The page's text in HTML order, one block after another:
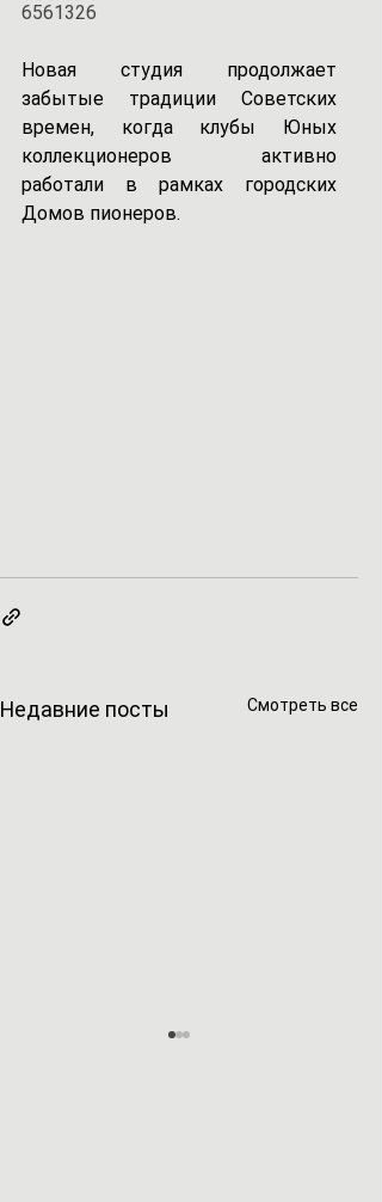
6561326
Новая студия продолжает
забытые традиции Советских
времен, когда клубы Юных
коллекционеров активно
работали в рамках городских
Домов пионеров.
Недавние посты Смотреть все